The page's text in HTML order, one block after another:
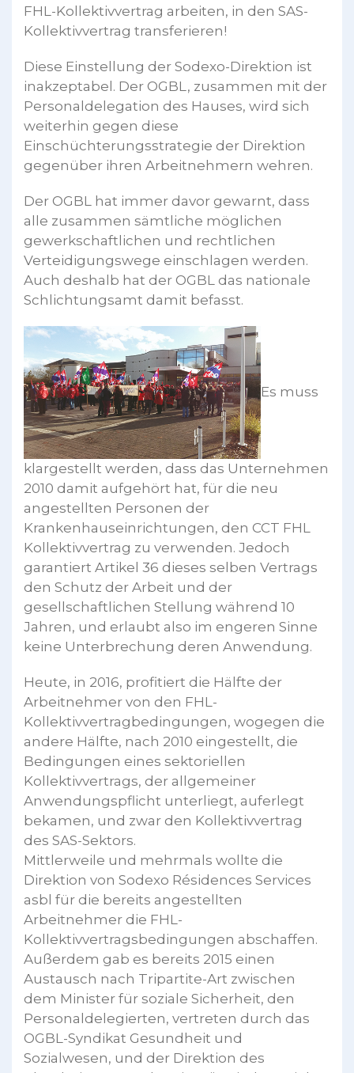
FHL-Kollektivvertrag arbeiten, in den SAS-
Kollektivvertrag transferieren!
Diese Einstellung der Sodexo-Direktion ist
inakzeptabel. Der OGBL, zusammen mit der
Personaldelegation des Hauses, wird sich
weiterhin gegen diese
Einschüchterungsstrategie der Direktion
gegenüber ihren Arbeitnehmern wehren.
Der OGBL hat immer davor gewarnt, dass
alle zusammen sämtliche möglichen
gewerkschaftlichen und rechtlichen
Verteidigungswege einschlagen werden.
Auch deshalb hat der OGBL das nationale
Schlichtungsamt damit befasst.
Es muss
klargestellt werden, dass das Unternehmen
2010 damit aufgehört hat, für die neu
angestellten Personen der
Krankenhauseinrichtungen, den CCT FHL
Kollektivvertrag zu verwenden. Jedoch
garantiert Artikel 36 dieses selben Vertrags
den Schutz der Arbeit und der
gesellschaftlichen Stellung während 10
Jahren, und erlaubt also im engeren Sinne
keine Unterbrechung deren Anwendung.
Heute, in 2016, profitiert die Hälfte der
Arbeitnehmer von den FHL-
Kollektivvertragbedingungen, wogegen die
andere Hälfte, nach 2010 eingestellt, die
Bedingungen eines sektoriellen
Kollektivvertrags, der allgemeiner
Anwendungspflicht unterliegt, auferlegt
bekamen, und zwar den Kollektivvertrag
des SAS-Sektors.
Mittlerweile und mehrmals wollte die
Direktion von Sodexo Résidences Services
asbl für die bereits angestellten
Arbeitnehmer die FHL-
Kollektivvertragsbedingungen abschaffen.
Außerdem gab es bereits 2015 einen
Austausch nach Tripartite-Art zwischen
dem Minister für soziale Sicherheit, den
Personaldelegierten, vertreten durch das
OGBL-Syndikat Gesundheit und
Sozialwesen, und der Direktion des